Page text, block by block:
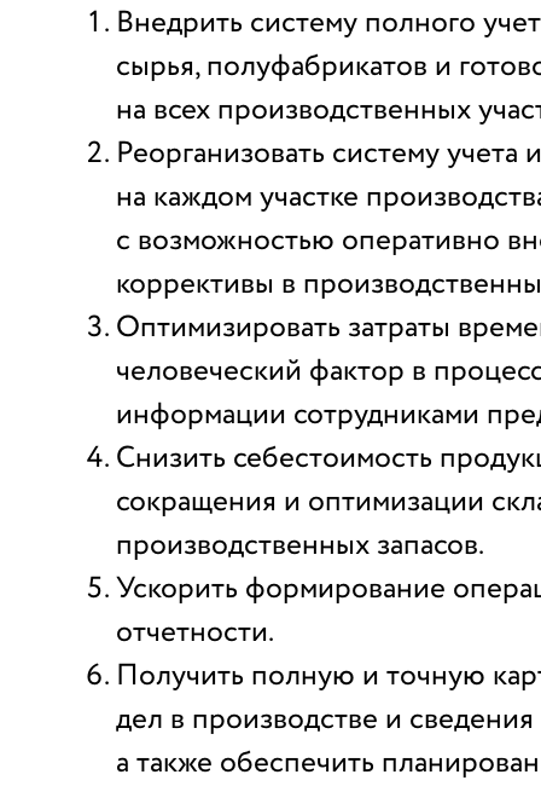
Внедрить систему полного
сырья, полуфабрикатов и
на всех производственных
Реорганизовать систему учета
на каждом участке
с возможностью оперативно
коррективы в
Оптимизировать затраты
человеческий фактор в
информации сотрудниками
Снизить себестоимость
сокращения и оптимизации
производственных запасов.
Ускорить формирование
отчетности.
Получить полную и точную
дел в производстве и сведения
а также обеспечить